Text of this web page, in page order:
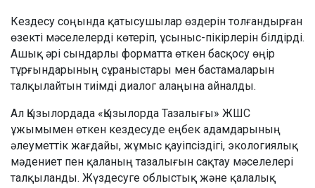
Кездесу соңында қатысушылар өздерін толғандырған
өзекті мәселелерді көтеріп, ұсыныс-пікірлерін білдірді.
Ашық әрі сындарлы форматта өткен басқосу өңір
тұрғындарының сұраныстары мен бастамаларын
талқылайтын тиімді диалог алаңына айналды.
Ал Қызылордада «Қызылорда Тазалығы» ЖШС
ұжымымен өткен кездесуде еңбек адамдарының
әлеуметтік жағдайы, жұмыс қауіпсіздігі, экологиялық
мәдениет пен қаланың тазалығын сақтау мәселелері
талқыланды. Жүздесуге облыстық және қалалық